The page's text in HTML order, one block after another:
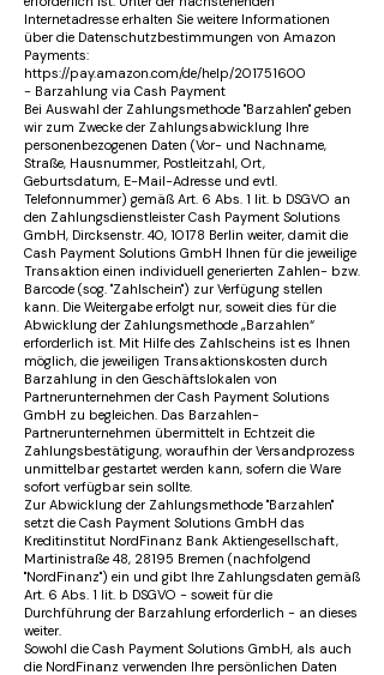
Internetadresse erhalten Sie weitere Informationen
über die Datenschutzbestimmungen von Amazon
Payments:
https://pay.amazon.com/de/help/201751600
- Barzahlung via Cash Payment
Bei Auswahl der Zahlungsmethode "Barzahlen" geben
wir zum Zwecke der Zahlungsabwicklung Ihre
personenbezogenen Daten (Vor- und Nachname,
Straße, Hausnummer, Postleitzahl, Ort,
Geburtsdatum, E-Mail-Adresse und evtl.
Telefonnummer) gemäß Art. 6 Abs. 1 lit. b DSGVO an
den Zahlungsdienstleister Cash Payment Solutions
GmbH, Dircksenstr. 40, 10178 Berlin weiter, damit die
Cash Payment Solutions GmbH Ihnen für die jeweilige
Transaktion einen individuell generierten Zahlen- bzw.
Barcode (sog. "Zahlschein") zur Verfügung stellen
kann. Die Weitergabe erfolgt nur, soweit dies für die
Abwicklung der Zahlungsmethode „Barzahlen“
erforderlich ist. Mit Hilfe des Zahlscheins ist es Ihnen
möglich, die jeweiligen Transaktionskosten durch
Barzahlung in den Geschäftslokalen von
Partnerunternehmen der Cash Payment Solutions
GmbH zu begleichen. Das Barzahlen-
Partnerunternehmen übermittelt in Echtzeit die
Zahlungsbestätigung, woraufhin der Versandprozess
unmittelbar gestartet werden kann, sofern die Ware
sofort verfügbar sein sollte.
Zur Abwicklung der Zahlungsmethode "Barzahlen"
setzt die Cash Payment Solutions GmbH das
Kreditinstitut NordFinanz Bank Aktiengesellschaft,
Martinistraße 48, 28195 Bremen (nachfolgend
"NordFinanz") ein und gibt Ihre Zahlungsdaten gemäß
Art. 6 Abs. 1 lit. b DSGVO - soweit für die
Durchführung der Barzahlung erforderlich - an dieses
weiter.
Sowohl die Cash Payment Solutions GmbH, als auch
die NordFinanz verwenden Ihre persönlichen Daten